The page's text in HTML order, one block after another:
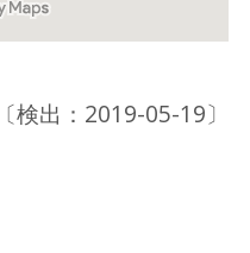
〔検出：2019-05-19〕